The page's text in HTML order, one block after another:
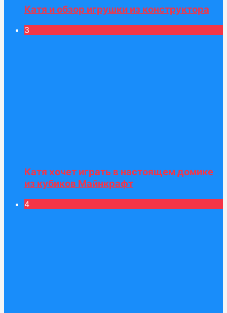
Катя и обзор игрушки из конструктора
3
Катя хочет играть в настоящем домике
из кубиков Майнкрафт
4